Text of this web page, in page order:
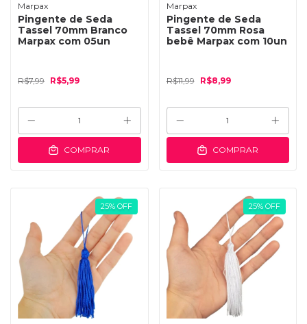
Marpax
Pingente de Seda
Tassel 70mm Branco
Marpax com 05un
R$7,99 R$5,99
COMPRAR
Marpax
Pingente de Seda
Tassel 70mm Rosa
bebê Marpax com 10un
R$11,99 R$8,99
COMPRAR
25% OFF 25% OFF